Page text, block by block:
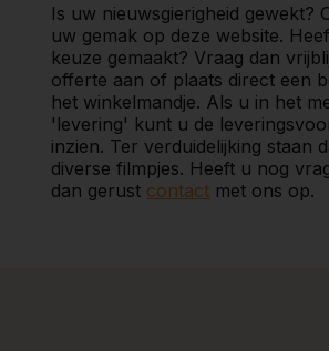
Is uw nieuwsgierigheid gewekt?
uw gemak op deze website.
keuze gemaakt? Vraag dan
offerte aan of plaats direct een
het winkelmandje. Als u in het
'levering' kunt u de
inzien. Ter verduidelijking staan
diverse filmpjes. Heeft u nog
dan gerust contact met ons op.